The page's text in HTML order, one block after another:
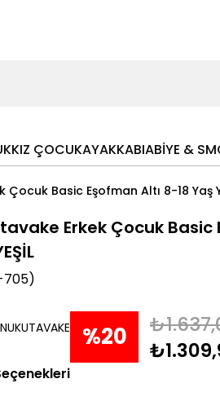
KIZ ÇOCUKAYAKKABIABİYE &
Çocuk Basic Eşofman Altı 8-18 Yaş
Erkek Çocuk Basic
705)
NUKUTAVAKE %20